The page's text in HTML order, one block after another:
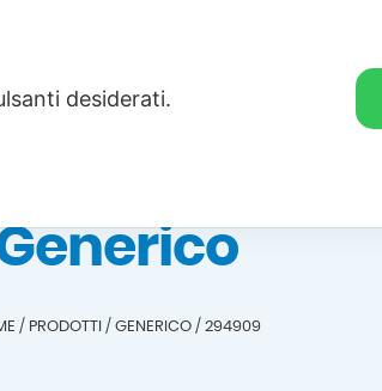
Download
/ PRODOTTI / GENERICO / 294909
desiderati.